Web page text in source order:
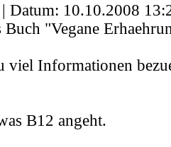
Datum: 10.10.2008
Buch "Vegane
viel Informationen
B12 angeht.